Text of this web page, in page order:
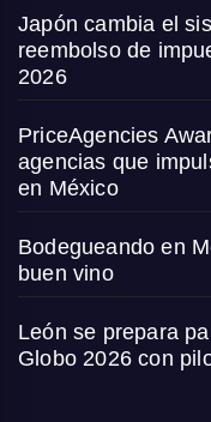
Japón cambia el
reembolso de
2026
PriceAgencies
agencias que
en México
Bodegueando en
buen vino
León se prepara
Globo 2026 con